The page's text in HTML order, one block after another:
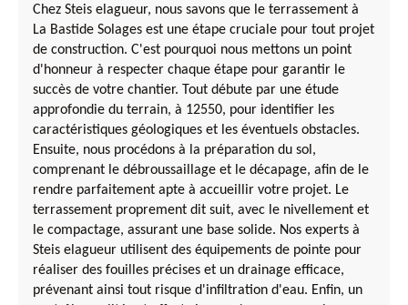
Chez Steis elagueur, nous savons que le terrassement à
La Bastide Solages est une étape cruciale pour tout projet
de construction. C'est pourquoi nous mettons un point
d'honneur à respecter chaque étape pour garantir le
succès de votre chantier. Tout débute par une étude
approfondie du terrain, à 12550, pour identifier les
caractéristiques géologiques et les éventuels obstacles.
Ensuite, nous procédons à la préparation du sol,
comprenant le débroussaillage et le décapage, afin de le
rendre parfaitement apte à accueillir votre projet. Le
terrassement proprement dit suit, avec le nivellement et
le compactage, assurant une base solide. Nos experts à
Steis elagueur utilisent des équipements de pointe pour
réaliser des fouilles précises et un drainage efficace,
prévenant ainsi tout risque d'infiltration d'eau. Enfin, un